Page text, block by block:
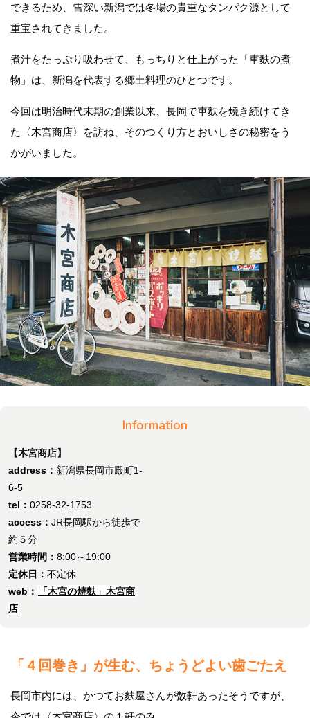
できるため、雪深い新潟では冬場の貴重なタンパク源として
重宝されてきました。
煮汁をたっぷり吸わせて、もっちりと仕上がった「車麩の煮
物」は、新潟を代表する郷土料理のひとつです。
今回は明治時代末期の創業以来、長岡で車麩を焼き続けてき
た〈木宮商店〉を訪ね、そのつくり方とおいしさの秘密をう
かがいました。
Information
【木宮商店】
address： 新潟県長岡市殿町1-
6-5
tel： 0258-32-1753
access： JR長岡駅から徒歩で
約５分
営業時間： 8:00～19:00
定休日： 不定休
web：
「木宮の焼麩」木宮商
店
「４回巻き」が生む、ちょうどよい歯ごたえ
長岡市内には、かつてお麩屋さんが数軒あったそうですが、